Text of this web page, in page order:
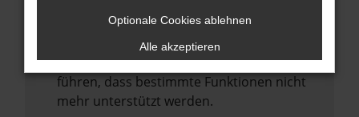
Betriebssystem auf dem neuesten Stand
Veraltete Software birgt nicht nur ein
Sicherheitsrisiko, sondern kann auch dazu
führen, dass bestimmte Funktionen nicht
mehr unterstützt werden.
Optionale Cookies ablehnen
Alle akzeptieren